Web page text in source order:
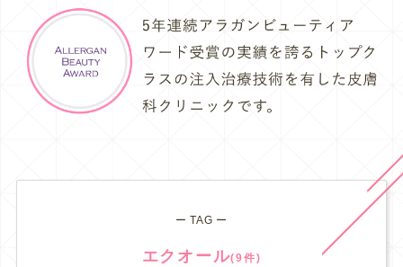
ー TAG ー
エクオール(9件)